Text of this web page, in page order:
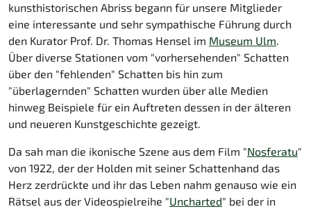
kunsthistorischen Abriss begann für unsere Mitglieder
eine interessante und sehr sympathische Führung durch
den Kurator Prof. Dr. Thomas Hensel im Museum Ulm.
Über diverse Stationen vom "vorhersehenden" Schatten
über den "fehlenden" Schatten bis hin zum
"überlagernden" Schatten wurden über alle Medien
hinweg Beispiele für ein Auftreten dessen in der älteren
und neueren Kunstgeschichte gezeigt.
Da sah man die ikonische Szene aus dem Film "Nosferatu"
von 1922, der der Holden mit seiner Schattenhand das
Herz zerdrückte und ihr das Leben nahm genauso wie ein
Rätsel aus der Videospielreihe "Uncharted" bei der in